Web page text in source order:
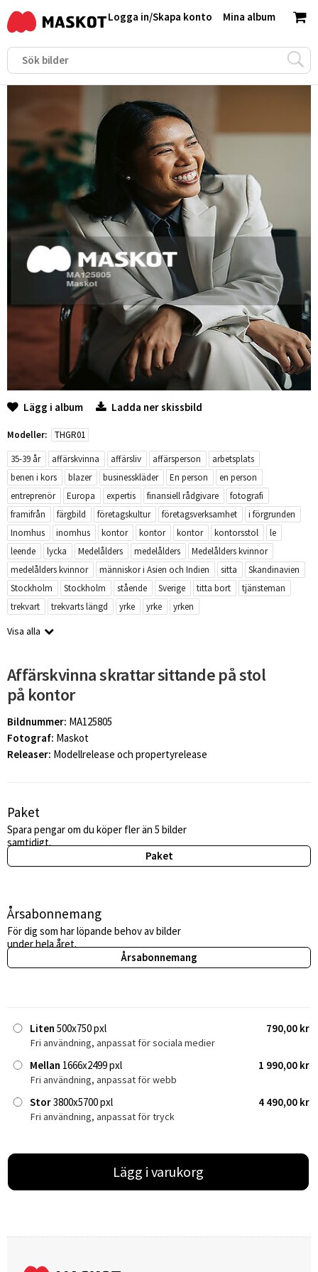
Mina album
Logga in/Skapa konto
Lägg i album Ladda ner skissbild
Modeller:
THGR01
35-39 år
affärskvinna affärsliv affärsperson
arbetsplats
benen i kors
blazer businesskläder En person
en person
entreprenör
Europa expertis finansiell rådgivare
fotografi
framifrån
färgbild företagskultur företagsverksamhet
i förgrunden
Inomhus
inomhus kontor kontor kontor kontorsstol
le
leende
lycka Medelålders medelålders
Medelålders kvinnor
medelålders kvinnor
människor i Asien och Indien sitta
Skandinavien
Stockholm
Stockholm stående Sverige titta bort
tjänsteman
trekvart
trekvarts längd yrke yrke yrken
Visa alla
Affärskvinna skrattar sittande på stol
på kontor
Bildnummer: MA125805
Fotograf: Maskot
Releaser: Modellrelease och propertyrelease
Paket
Spara pengar om du köper fler än 5 bilder
samtidigt.
Paket
Årsabonnemang
För dig som har löpande behov av bilder
under hela året.
Årsabonnemang
Liten 500x750 pxl 790,00 kr
Fri användning, anpassat för sociala medier
Mellan 1666x2499 pxl 1 990,00 kr
Fri användning, anpassat för webb
Stor3800x5700 pxl 4 490,00 kr
Fri användning, anpassat för tryck
Lägg i varukorg